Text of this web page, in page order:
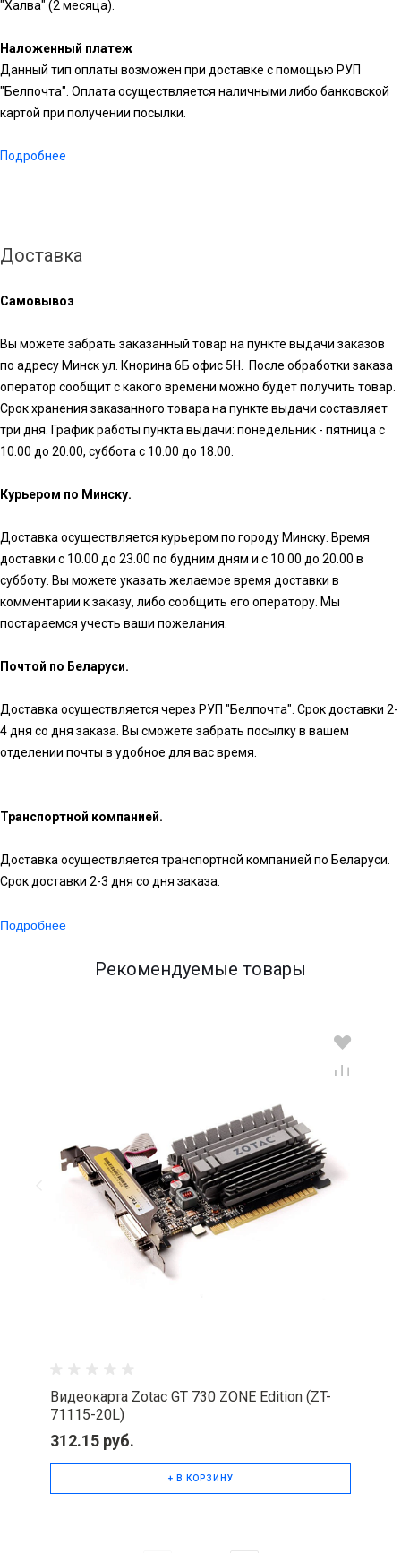
"Халва" (2 месяца).
Наложенный платеж
Данный тип оплаты возможен при доставке с помощью РУП
"Белпочта". Оплата осуществляется наличными либо банковской
картой при получении посылки.
Подробнее
Доставка
Самовывоз
Вы можете забрать заказанный товар на пункте выдачи заказов
по адресу Минск ул. Кнорина 6Б офис 5Н. После обработки заказа
оператор сообщит с какого времени можно будет получить товар.
Срок хранения заказанного товара на пункте выдачи составляет
три дня. График работы пункта выдачи: понедельник - пятница с
10.00 до 20.00, суббота с 10.00 до 18.00.
Курьером по Минску.
Доставка осуществляется курьером по городу Минску. Время
доставки с 10.00 до 23.00 по будним дням и с 10.00 до 20.00 в
субботу. Вы можете указать желаемое время доставки в
комментарии к заказу, либо сообщить его оператору. Мы
постараемся учесть ваши пожелания.
Почтой по Беларуси.
Доставка осуществляется через РУП "Белпочта". Срок доставки 2-
4 дня со дня заказа. Вы сможете забрать посылку в вашем
отделении почты в удобное для вас время.
Транспортной компанией.
Доставка осуществляется транспортной компанией по Беларуси.
Срок доставки 2-3 дня со дня заказа.
Подробнее
Рекомендуемые товары
Видеокарта Zotac GT 730 ZONE Edition (ZT-
71115-20L)
312.15 руб.
+ В КОРЗИНУ